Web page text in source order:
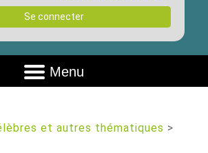
Se connecter
Menu
et autres thématiques >